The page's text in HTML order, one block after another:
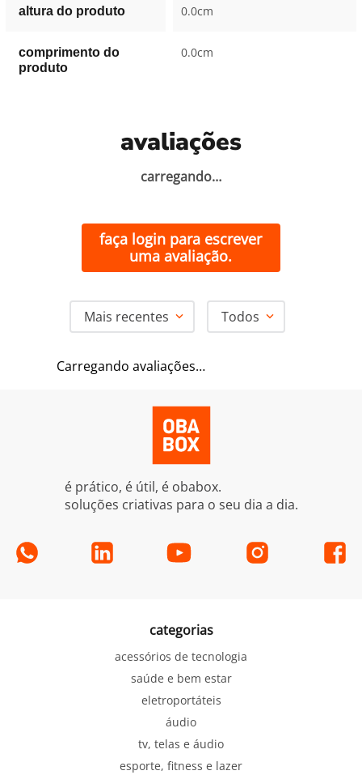
altura do produto 0.0cm
comprimento do
produto
0.0cm
avaliações
carregando…
faça login para escrever
uma avaliação.
Mais recentes Todos
Carregando avaliações…
é prático, é útil, é obabox.
soluções criativas para o seu dia a dia.
categorias
acessórios de tecnologia
saúde e bem estar
eletroportáteis
áudio
tv, telas e áudio
esporte, fitness e lazer